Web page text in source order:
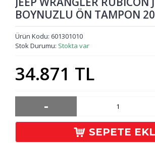
BOYNUZLU ÖN TAMPON
Ürün Kodu: 601301010
Stok Durumu: Stokta var
34.871 TL
-
SEPETE